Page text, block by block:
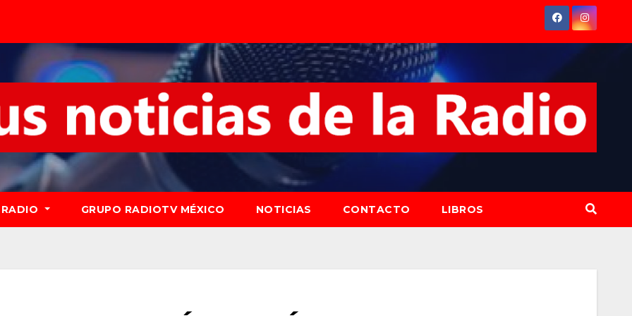
RADIO GRUPO RADIOTV MÉXICO NOTICIAS CONTACTO LIBROS